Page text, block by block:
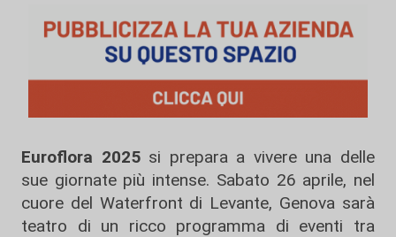
Euroflora 2025si prepara a vivere una delle
sue giornate più intense. Sabato 26 aprile, nel
cuore del Waterfront di Levante, Genova sarà
teatro di un ricco programma di eventi tra